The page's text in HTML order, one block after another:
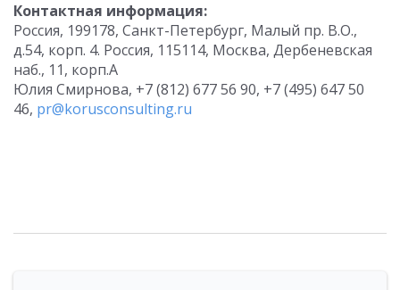
Контактная информация:
Россия, 199178, Санкт-Петербург, Малый пр. В.О.,
д.54, корп. 4. Россия, 115114, Москва, Дербеневская
наб., 11, корп.А
Юлия Смирнова, +7 (812) 677 56 90, +7 (495) 647 50
46, pr@korusconsulting.ru